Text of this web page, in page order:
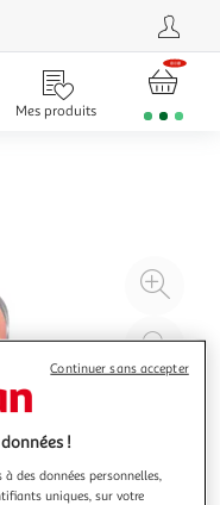
Mes produits
à
!
des données personnelles,
uniques, sur votre
Continuer sans accepter